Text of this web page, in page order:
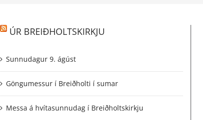
ÚR BREIÐHOLTSKIRKJU
Sunnudagur 9. ágúst
Göngumessur í Breiðholti í sumar
Messa á hvítasunnudag í Breiðholtskirkju